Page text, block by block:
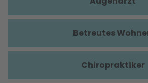
Betreutes
Chiropraktiker